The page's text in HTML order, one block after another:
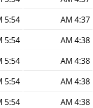
4:37 AM
5:54 AM
4:38 AM
5:54 AM
4:38 AM
5:54 AM
4:38 AM
5:54 AM
4:38 AM
5:54 AM